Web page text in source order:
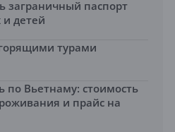
заграничный паспорт
и детей
турами
по Вьетнаму: стоимость
и прайс на